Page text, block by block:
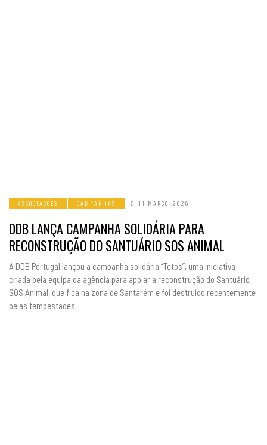
ASSOCIAÇÕES CAMPANHAS 11 MARÇO, 2026
DDB LANÇA CAMPANHA SOLIDÁRIA PARA
RECONSTRUÇÃO DO SANTUÁRIO SOS ANIMAL
A DDB Portugal lançou a campanha solidária “Tetos”, uma iniciativa
criada pela equipa da agência para apoiar a reconstrução do Santuário
SOS Animal, que fica na zona de Santarém e foi destruído recentemente
pelas tempestades.